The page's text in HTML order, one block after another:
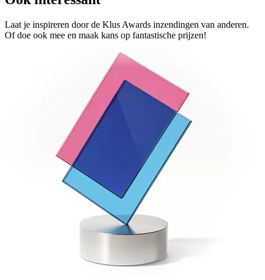
Laat je inspireren door de Klus Awards inzendingen van anderen.
Of doe ook mee en maak kans op fantastische prijzen!